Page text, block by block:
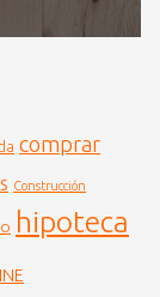
comprar
Construcción
hipoteca
INE